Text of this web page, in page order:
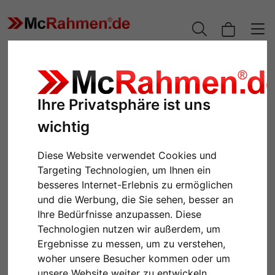
Ihre Privatsphäre ist uns
wichtig
Diese Website verwendet Cookies und
Targeting Technologien, um Ihnen ein
besseres Internet-Erlebnis zu ermöglichen
und die Werbung, die Sie sehen, besser an
Ihre Bedürfnisse anzupassen. Diese
Technologien nutzen wir außerdem, um
Ergebnisse zu messen, um zu verstehen,
woher unsere Besucher kommen oder um